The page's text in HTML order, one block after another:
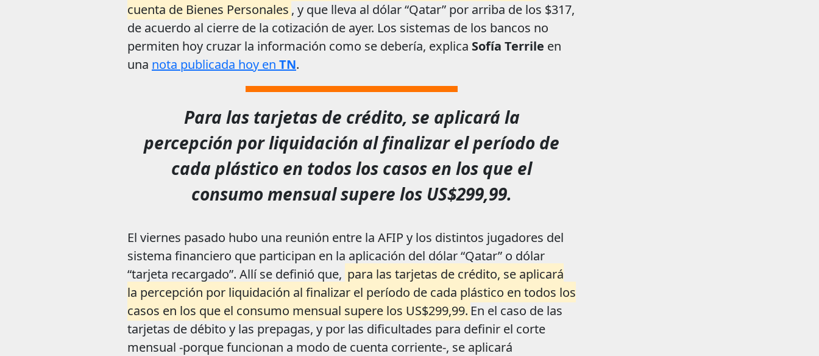
cuenta de Bienes Personales , y que lleva al dólar “Qatar” por arriba de los $317,
de acuerdo al cierre de la cotización de ayer. Los sistemas de los bancos no
permiten hoy cruzar la información como se debería, explica Sofía Terrile en
una nota publicada hoy en TN.
Para las tarjetas de crédito, se aplicará la
percepción por liquidación al finalizar el período de
cada plástico en todos los casos en los que el
consumo mensual supere los US$299,99.
El viernes pasado hubo una reunión entre la AFIP y los distintos jugadores del
sistema financiero que participan en la aplicación del dólar “Qatar” o dólar
“tarjeta recargado”. Allí se definió que, para las tarjetas de crédito, se aplicará
la percepción por liquidación al finalizar el período de cada plástico en todos los
casos en los que el consumo mensual supere los US$299,99. En el caso de las
tarjetas de débito y las prepagas, y por las dificultades para definir el corte
mensual -porque funcionan a modo de cuenta corriente-, se aplicará